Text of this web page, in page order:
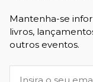
Mantenha-se
livros,
outros eventos.